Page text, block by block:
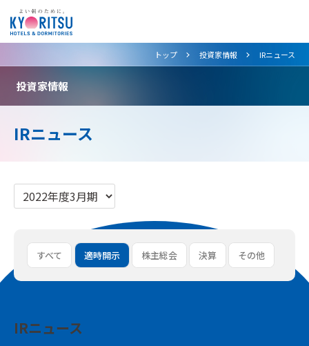
トップ >
投資家情報 >
IRニュース
投資家情報
IRニュース
すべて 適時開示 株主総会 決算 その他
IRニュース